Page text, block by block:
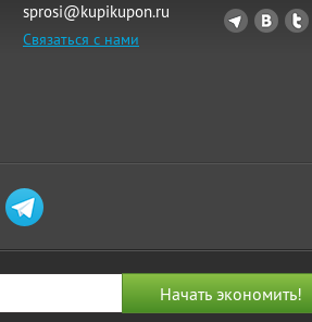
sprosi@kupikupon.ru
Связаться с нами